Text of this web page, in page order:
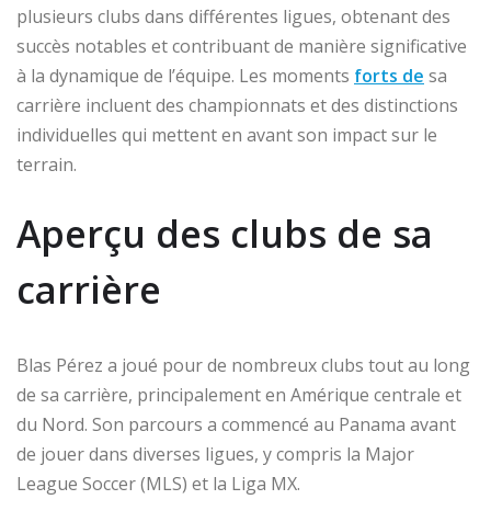
plusieurs clubs dans différentes ligues, obtenant des
succès notables et contribuant de manière significative
à la dynamique de l’équipe. Les moments forts de sa
carrière incluent des championnats et des distinctions
individuelles qui mettent en avant son impact sur le
terrain.
Aperçu des clubs de sa
carrière
Blas Pérez a joué pour de nombreux clubs tout au long
de sa carrière, principalement en Amérique centrale et
du Nord. Son parcours a commencé au Panama avant
de jouer dans diverses ligues, y compris la Major
League Soccer (MLS) et la Liga MX.